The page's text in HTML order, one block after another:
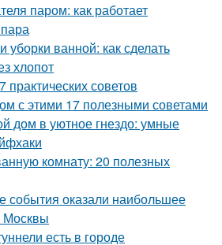
паром: как работает
ванной: как сделать
хлопот
советов
с этими 17 полезными советами
дом в уютное гнездо: умные
комнату: 20 полезных
события оказали наибольшее
Москвы
есть в городе